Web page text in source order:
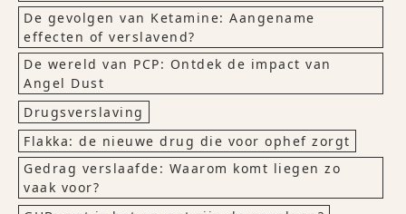
De gevolgen van Ketamine: Aangename
effecten of verslavend?
De wereld van PCP: Ontdek de impact van
Angel Dust
Drugsverslaving
Flakka: de nieuwe drug die voor ophef zorgt
Gedrag verslaafde: Waarom komt liegen zo
vaak voor?